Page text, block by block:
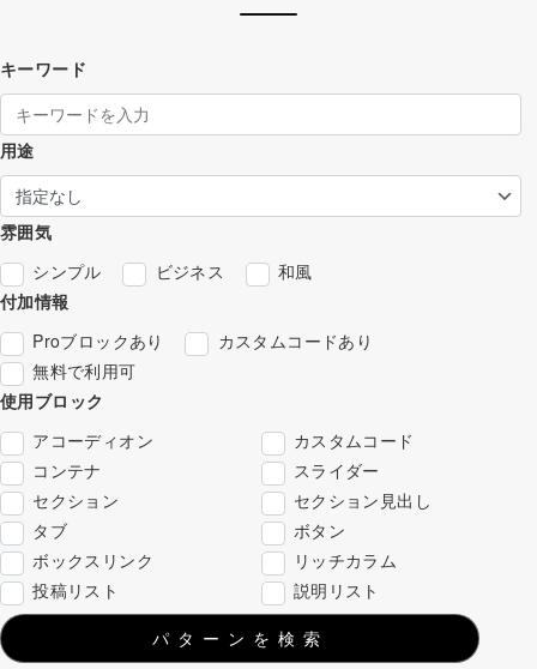
キーワード
用途
雰囲気
シンプル
ビジネス
和風
付加情報
Proブロックあり
カスタムコードあり
無料で利用可
使用ブロック
アコーディオン
カスタムコード
コンテナ
スライダー
セクション
セクション見出し
タブ
ボタン
ボックスリンク
リッチカラム
投稿リスト
説明リスト
パターンを検索